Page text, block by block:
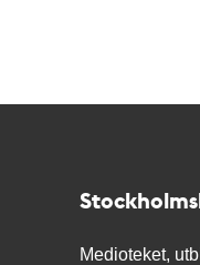
Medioteket,